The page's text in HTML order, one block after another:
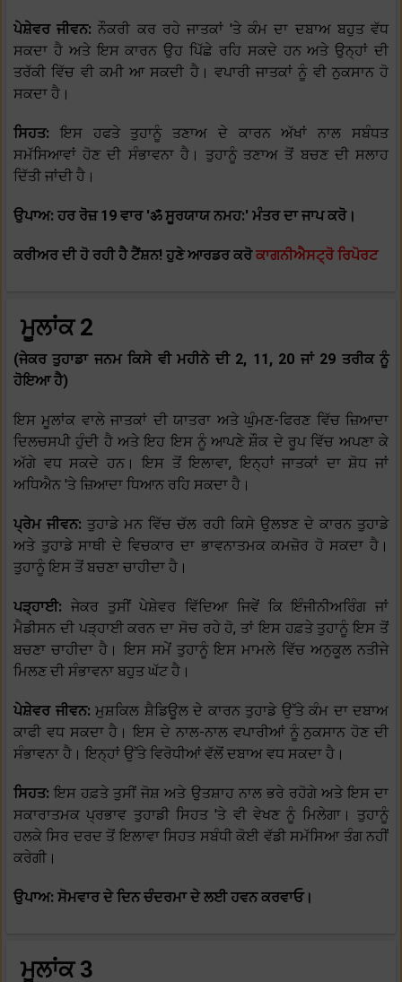
ਪੇਸ਼ੇਵਰ ਜੀਵਨ:ਨੌਕਰੀ ਕਰ ਰਹੇ ਜਾਤਕਾਂ 'ਤੇ ਕੰਮ ਦਾ ਦਬਾਅ ਬਹੁਤ ਵੱਧ
ਸਕਦਾ ਹੈ ਅਤੇ ਇਸ ਕਾਰਨ ਉਹ ਪਿੱਛੇ ਰਹਿ ਸਕਦੇ ਹਨ ਅਤੇ ਉਨ੍ਹਾਂ ਦੀ
ਤਰੱਕੀ ਵਿੱਚ ਵੀ ਕਮੀ ਆ ਸਕਦੀ ਹੈ। ਵਪਾਰੀ ਜਾਤਕਾਂ ਨੂੰ ਵੀ ਨੁਕਸਾਨ ਹੋ
ਸਕਦਾ ਹੈ।
ਸਿਹਤ:ਇਸ ਹਫਤੇ ਤੁਹਾਨੂੰ ਤਣਾਅ ਦੇ ਕਾਰਨ ਅੱਖਾਂ ਨਾਲ ਸਬੰਧਤ
ਸਮੱਸਿਆਵਾਂ ਹੋਣ ਦੀ ਸੰਭਾਵਨਾ ਹੈ। ਤੁਹਾਨੂੰ ਤਣਾਅ ਤੋਂ ਬਚਣ ਦੀ ਸਲਾਹ
ਦਿੱਤੀ ਜਾਂਦੀ ਹੈ।
ਉਪਾਅ: ਹਰ ਰੋਜ਼ 19 ਵਾਰ 'ॐ ਸੂਰਯਾਯ ਨਮਹ:' ਮੰਤਰ ਦਾ ਜਾਪ ਕਰੋ।
ਕਰੀਅਰ ਦੀ ਹੋ ਰਹੀ ਹੈ ਟੈਂਸ਼ਨ! ਹੁਣੇ ਆਰਡਰ ਕਰੋਕਾਗਨੀਐਸਟ੍ਰੋ ਰਿਪੋਰਟ
ਮੂਲਾਂਕ 2
(ਜੇਕਰ ਤੁਹਾਡਾ ਜਨਮ ਕਿਸੇ ਵੀ ਮਹੀਨੇ ਦੀ 2, 11, 20 ਜਾਂ 29 ਤਰੀਕ ਨੂੰ
ਹੋਇਆ ਹੈ)
ਇਸ ਮੂਲਾਂਕ ਵਾਲੇ ਜਾਤਕਾਂ ਦੀ ਯਾਤਰਾ ਅਤੇ ਘੁੰਮਣ-ਫਿਰਣ ਵਿੱਚ ਜ਼ਿਆਦਾ
ਦਿਲਚਸਪੀ ਹੁੰਦੀ ਹੈ ਅਤੇ ਇਹ ਇਸ ਨੂੰ ਆਪਣੇ ਸ਼ੌਕ ਦੇ ਰੂਪ ਵਿੱਚ ਅਪਣਾ ਕੇ
ਅੱਗੇ ਵਧ ਸਕਦੇ ਹਨ। ਇਸ ਤੋਂ ਇਲਾਵਾ, ਇਨ੍ਹਾਂ ਜਾਤਕਾਂ ਦਾ ਸ਼ੋਧ ਜਾਂ
ਅਧਿਐਨ 'ਤੇ ਜ਼ਿਆਦਾ ਧਿਆਨ ਰਹਿ ਸਕਦਾ ਹੈ।
ਪ੍ਰੇਮ ਜੀਵਨ:ਤੁਹਾਡੇ ਮਨ ਵਿੱਚ ਚੱਲ ਰਹੀ ਕਿਸੇ ਉਲਝਣ ਦੇ ਕਾਰਨ ਤੁਹਾਡੇ
ਅਤੇ ਤੁਹਾਡੇ ਸਾਥੀ ਦੇ ਵਿਚਕਾਰ ਦਾ ਭਾਵਨਾਤਮਕ ਕਮਜ਼ੋਰ ਹੋ ਸਕਦਾ ਹੈ।
ਤੁਹਾਨੂੰ ਇਸ ਤੋਂ ਬਚਣਾ ਚਾਹੀਦਾ ਹੈ।
ਪੜ੍ਹਾਈ: ਜੇਕਰ ਤੁਸੀਂ ਪੇਸ਼ੇਵਰ ਵਿੱਦਿਆ ਜਿਵੇਂ ਕਿ ਇੰਜੀਨੀਅਰਿੰਗ ਜਾਂ
ਮੈਡੀਸਨ ਦੀ ਪੜ੍ਹਾਈ ਕਰਨ ਦਾ ਸੋਚ ਰਹੇ ਹੋ, ਤਾਂ ਇਸ ਹਫ਼ਤੇ ਤੁਹਾਨੂੰ ਇਸ ਤੋਂ
ਬਚਣਾ ਚਾਹੀਦਾ ਹੈ। ਇਸ ਸਮੇਂ ਤੁਹਾਨੂੰ ਇਸ ਮਾਮਲੇ ਵਿੱਚ ਅਨੁਕੂਲ ਨਤੀਜੇ
ਮਿਲਣ ਦੀ ਸੰਭਾਵਨਾ ਬਹੁਤ ਘੱਟ ਹੈ।
ਪੇਸ਼ੇਵਰ ਜੀਵਨ: ਮੁਸ਼ਕਿਲ ਸ਼ੈਡਿਊਲ ਦੇ ਕਾਰਨ ਤੁਹਾਡੇ ਉੱਤੇ ਕੰਮ ਦਾ ਦਬਾਅ
ਕਾਫੀ ਵਧ ਸਕਦਾ ਹੈ। ਇਸ ਦੇ ਨਾਲ-ਨਾਲ ਵਪਾਰੀਆਂ ਨੂੰ ਨੁਕਸਾਨ ਹੋਣ ਦੀ
ਸੰਭਾਵਨਾ ਹੈ। ਇਨ੍ਹਾਂ ਉੱਤੇ ਵਿਰੋਧੀਆਂ ਵੱਲੋਂ ਦਬਾਅ ਵਧ ਸਕਦਾ ਹੈ।
ਸਿਹਤ:ਇਸ ਹਫ਼ਤੇ ਤੁਸੀਂ ਜੋਸ਼ ਅਤੇ ਉਤਸ਼ਾਹ ਨਾਲ ਭਰੇ ਰਹੋਗੇ ਅਤੇ ਇਸ ਦਾ
ਸਕਾਰਾਤਮਕ ਪ੍ਰਭਾਵ ਤੁਹਾਡੀ ਸਿਹਤ 'ਤੇ ਵੀ ਵੇਖਣ ਨੂੰ ਮਿਲੇਗਾ। ਤੁਹਾਨੂੰ
ਹਲਕੇ ਸਿਰ ਦਰਦ ਤੋਂ ਇਲਾਵਾ ਸਿਹਤ ਸਬੰਧੀ ਕੋਈ ਵੱਡੀ ਸਮੱਸਿਆ ਤੰਗ ਨਹੀਂ
ਕਰੇਗੀ।
ਉਪਾਅ: ਸੋਮਵਾਰ ਦੇ ਦਿਨ ਚੰਦਰਮਾ ਦੇ ਲਈ ਹਵਨ ਕਰਵਾਓ।
ਮੂਲਾਂਕ 3